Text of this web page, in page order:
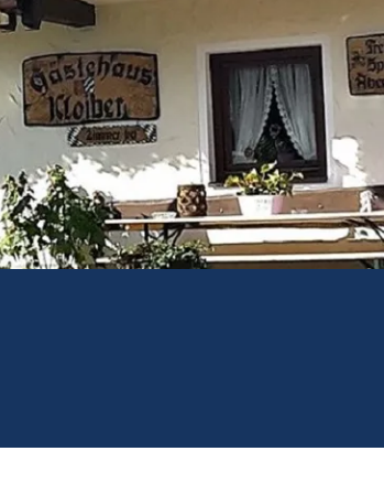
Prospekte
Barrierefrei
reisen
Team
Stellenangebote
Rathaus
Ruhpolding